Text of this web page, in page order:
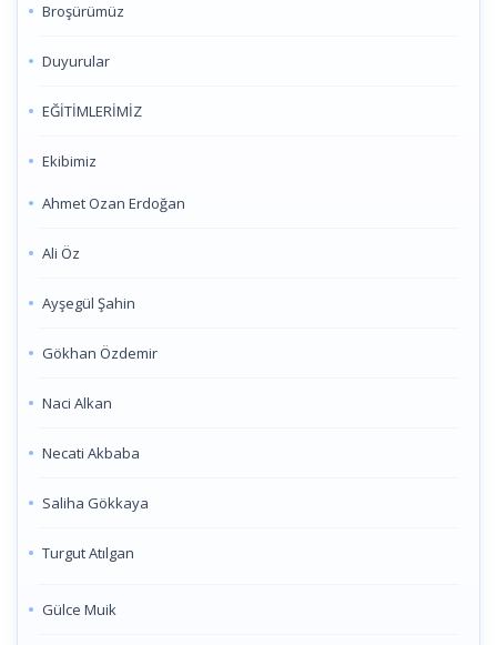
Broşürümüz
Duyurular
EĞİTİMLERİMİZ
Ekibimiz
Ahmet Ozan Erdoğan
Ali Öz
Ayşegül Şahin
Gökhan Özdemir
Naci Alkan
Necati Akbaba
Saliha Gökkaya
Turgut Atılgan
Gülce Muik